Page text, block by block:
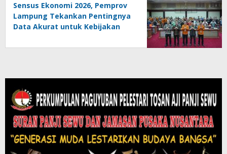
Sensus Ekonomi 2026, Pemprov
Lampung Tekankan Pentingnya
Data Akurat untuk Kebijakan